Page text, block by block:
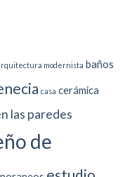
modernista baños
casa cerámica
las paredes
de